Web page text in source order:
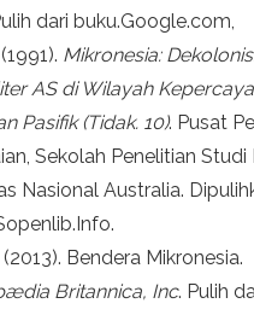
dari buku.Google.com,
Mikronesia:
AS di Wilayah
Pasifik (Tidak. 10). Pusat
Sekolah Penelitian Studi
Nasional Australia.
Bendera Mikronesia.
Britannica, Inc. Pulih